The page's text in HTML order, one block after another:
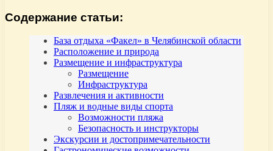
Содержание статьи:
База отдыха «Факел» в Челябинской области
Расположение и природа
Размещение и инфраструктура
Размещение
Инфраструктура
Развлечения и активности
Пляж и водные виды спорта
Возможности пляжа
Безопасность и инструкторы
Экскурсии и достопримечательности